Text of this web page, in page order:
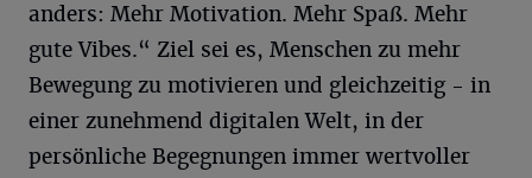
anders: Mehr Motivation. Mehr Spaß. Mehr
gute Vibes.“ Ziel sei es, Menschen zu mehr
Bewegung zu motivieren und gleichzeitig - in
einer zunehmend digitalen Welt, in der
persönliche Begegnungen immer wertvoller